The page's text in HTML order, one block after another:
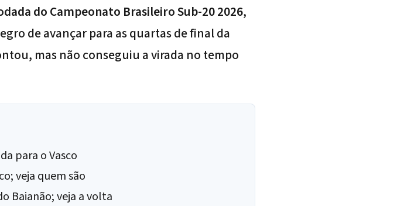
do Campeonato Brasileiro Sub-20 2026,
de avançar para as quartas de final da
mas não conseguiu a virada no tempo
para o Vasco
veja quem são
Baianão; veja a volta